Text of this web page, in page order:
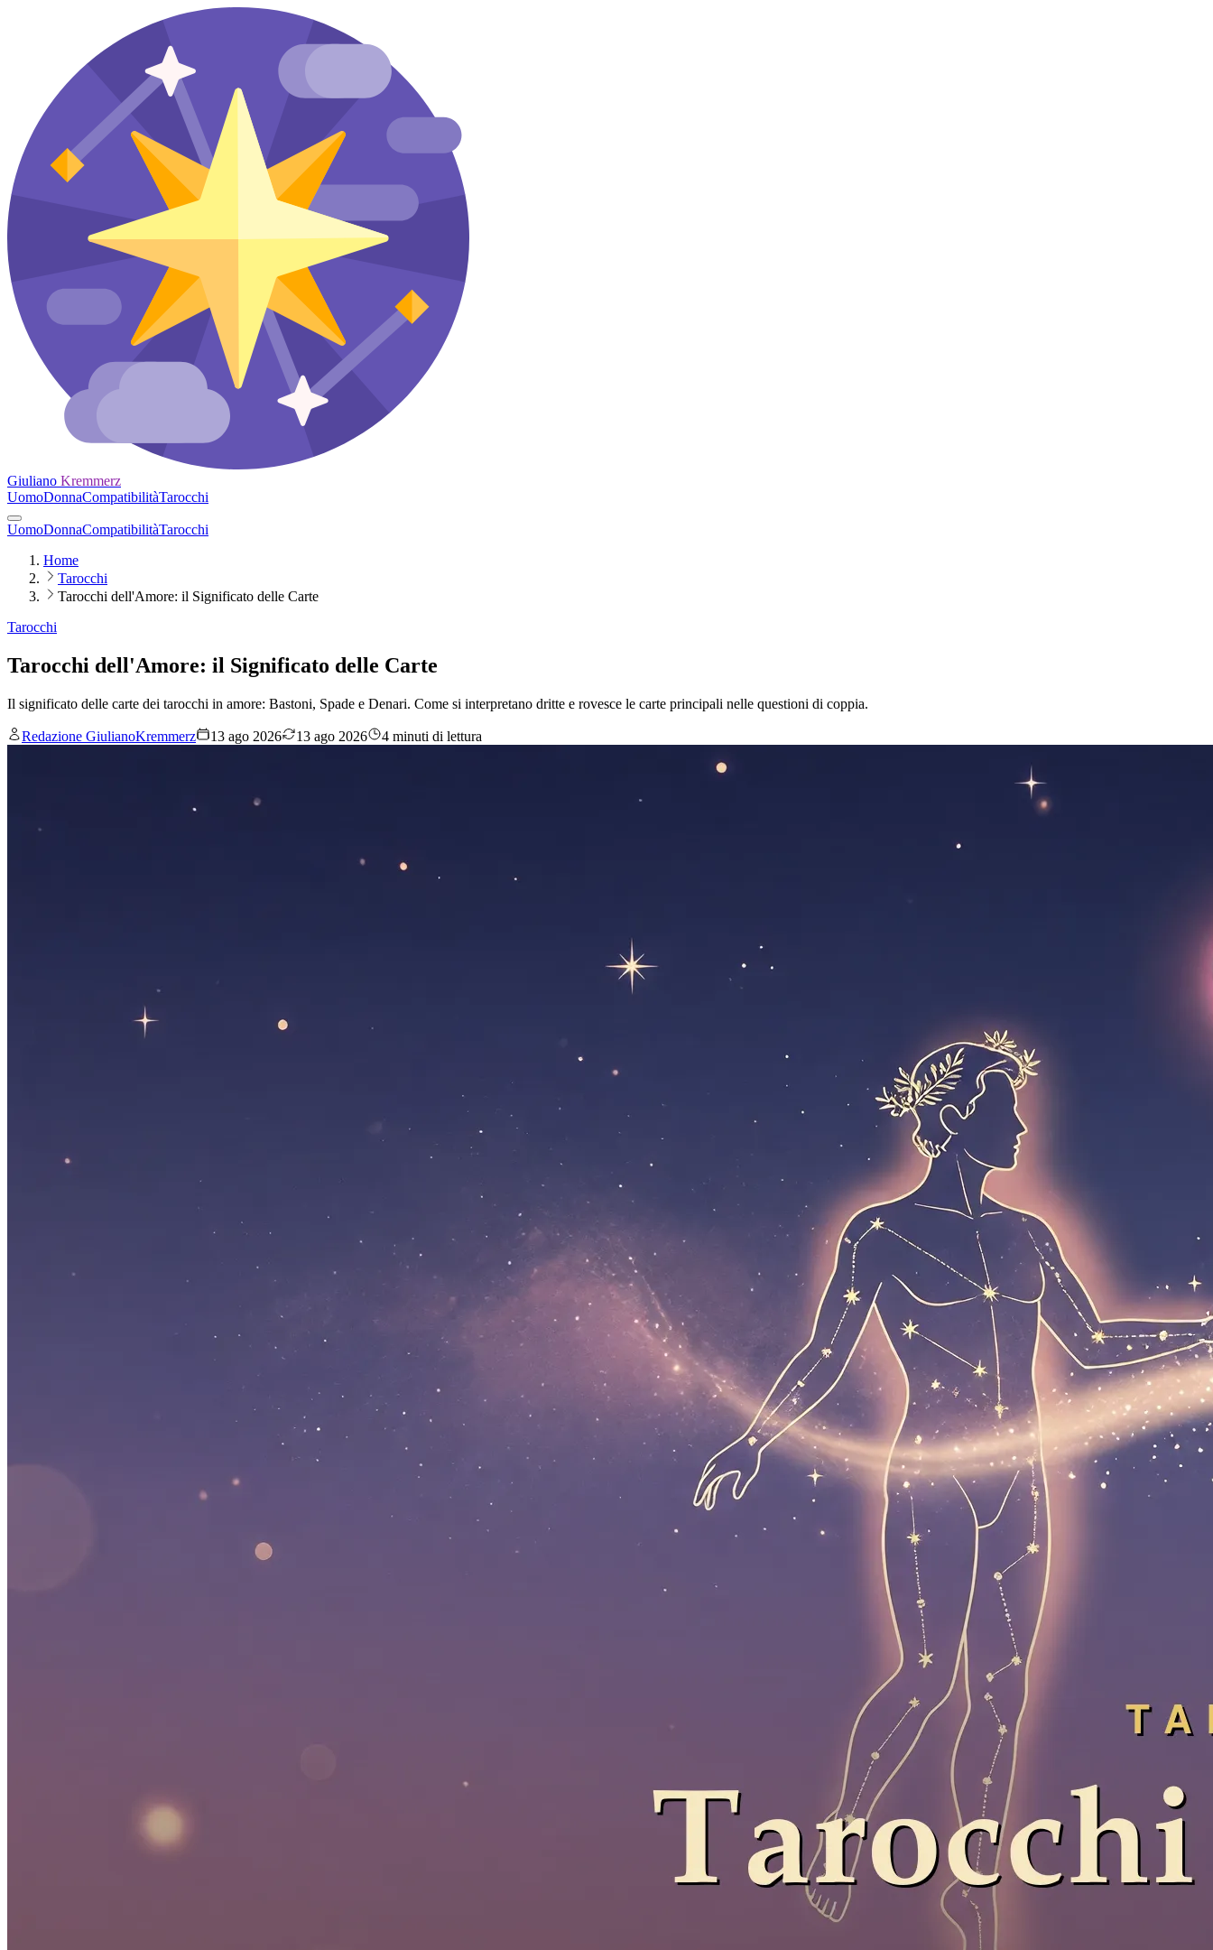
Giuliano Kremmerz
UomoDonnaCompatibilitàTarocchi
UomoDonnaCompatibilitàTarocchi
Home
Tarocchi
Tarocchi dell'Amore: il Significato delle Carte
Tarocchi
Tarocchi dell'Amore: il Significato delle Carte
Il significato delle carte dei tarocchi in amore: Bastoni, Spade e Denari. Come si interpretano dritte e rovesce le carte principali nelle questioni di coppia.
Redazione GiulianoKremmerz 13 ago 2026 13 ago 2026 4 minuti di lettura